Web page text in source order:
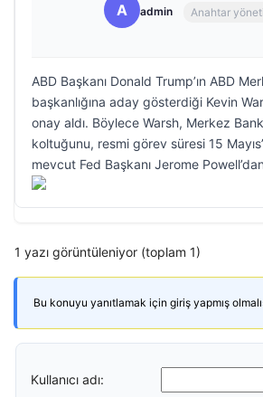
A admin Anahtar
ABD Başkanı Donald Trump’ın ABD
başkanlığına aday gösterdiği Kevin
onay aldı. Böylece Warsh, Merkez
koltuğunu, resmi görev süresi 15
mevcut Fed Başkanı Jerome
1 yazı görüntüleniyor (toplam 1)
Bu konuyu yanıtlamak için giriş yapmış
Kullanıcı adı: